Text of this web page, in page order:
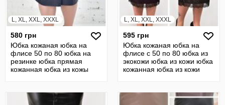
L, XL, XXL, XXXL
580 грн
Юбка кожаная юбка на
флисе 50 по 80 юбка на
резинке юбка прямая
кожанная юбка из кожы
L, XL, XXL, XXXL
595 грн
Юбка кожаная юбка на
флисе с 50 по 80 юбка из
экокожи юбка из кожи юбка
кожанная юбка из кожи